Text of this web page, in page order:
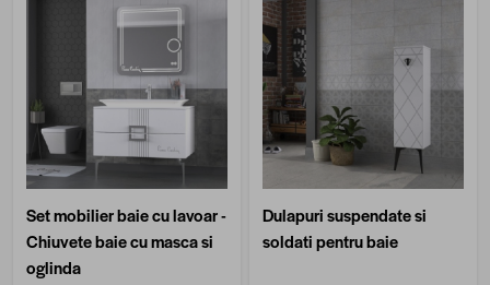
Set mobilier baie cu lavoar -
Chiuvete baie cu masca si
oglinda
Dulapuri suspendate si
soldati pentru baie